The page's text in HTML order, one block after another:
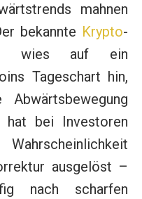
mahnen
bekannte Krypto-
wies auf ein
Tageschart hin,
hat bei Investoren
ausgelöst –
nach scharfen